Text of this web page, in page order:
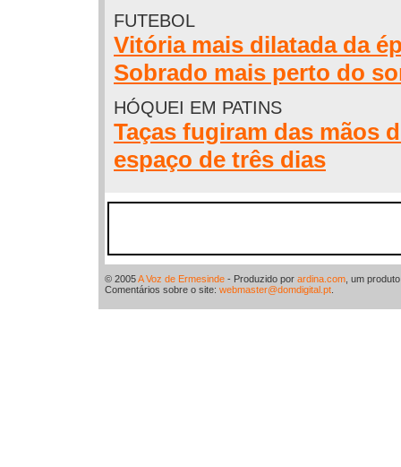
FUTEBOL
Vitória mais dilatada da
Sobrado mais perto do
HÓQUEI EM PATINS
Taças fugiram das mãos
espaço de três dias
© 2005A Voz de Ermesinde - Produzido por ardina.com , um
Comentários sobre o site: webmaster@domdigital.pt